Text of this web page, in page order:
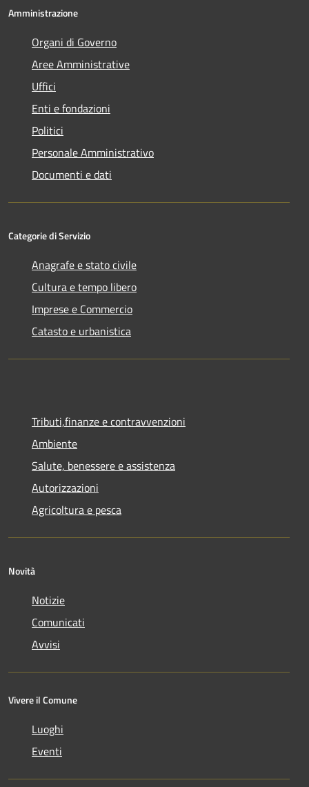
Amministrazione
Organi di Governo
Aree Amministrative
Uffici
Enti e fondazioni
Politici
Personale Amministrativo
Documenti e dati
Categorie di Servizio
Anagrafe e stato civile
Cultura e tempo libero
Imprese e Commercio
Catasto e urbanistica
Tributi,finanze e contravvenzioni
Ambiente
Salute, benessere e assistenza
Autorizzazioni
Agricoltura e pesca
Novità
Notizie
Comunicati
Avvisi
Vivere il Comune
Luoghi
Eventi